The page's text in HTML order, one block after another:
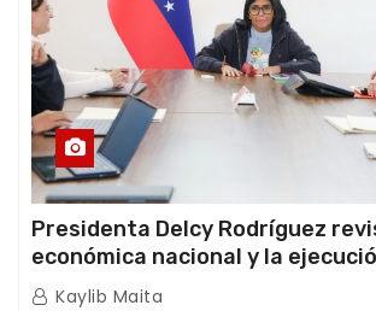
Presidenta Delcy Rodríguez
económica nacional y la
de emergencia post-sismos
Kaylib Maita